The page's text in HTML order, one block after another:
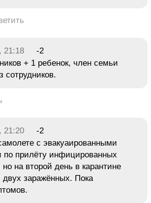
21:18
-2
+ 1 ребенок, член семьи
сотрудников.
21:20
-2
с эвакуаированными
по прилёту инфицированных
на второй день в карантине
заражённых. Пока